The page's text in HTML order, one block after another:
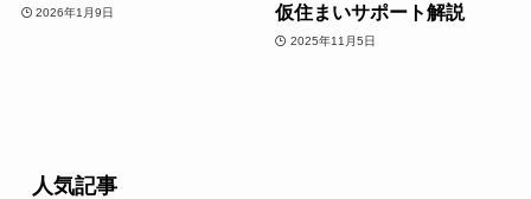
2026年1月9日
仮住まいサポート解説
2025年11月5日
人気記事